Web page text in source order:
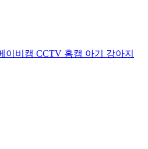
이비캠 CCTV 홈캠 아기 강아지